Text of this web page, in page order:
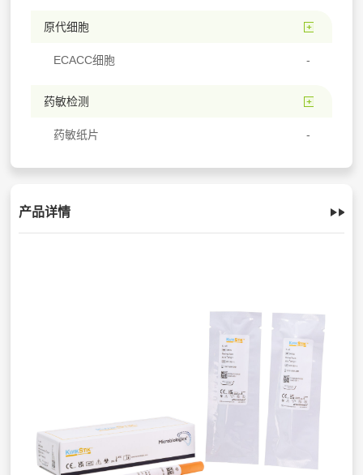
原代细胞
ECACC细胞
药敏检测
药敏纸片
产品详情